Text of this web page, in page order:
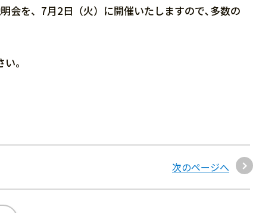
会を、7月2日（火）に開催いたしますので､多数の
。
次のページへ